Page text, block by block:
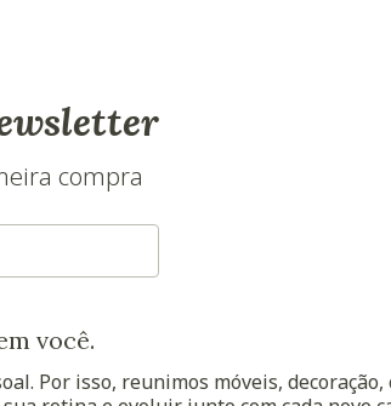
compra
você.
Por isso, reunimos móveis, decoração,